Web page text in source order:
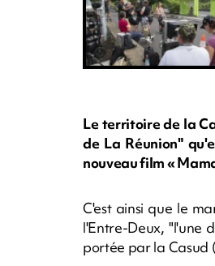
Le territoire de la
de La Réunion"
nouveau film «
C'est ainsi que le
l'Entre-Deux, "l'une
portée par la Casud